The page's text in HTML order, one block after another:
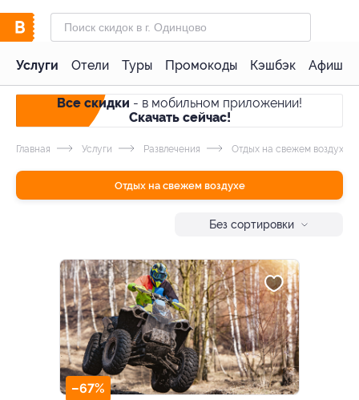
Услуги Отели Туры Промокоды Кэшбэк Афиша
Все скидки - в мобильном приложении!
Скачать сейчас!
Главная Услуги Развлечения Отдых на свежем воздухе
Отдых на свежем воздухе
Без сортировки
–67%